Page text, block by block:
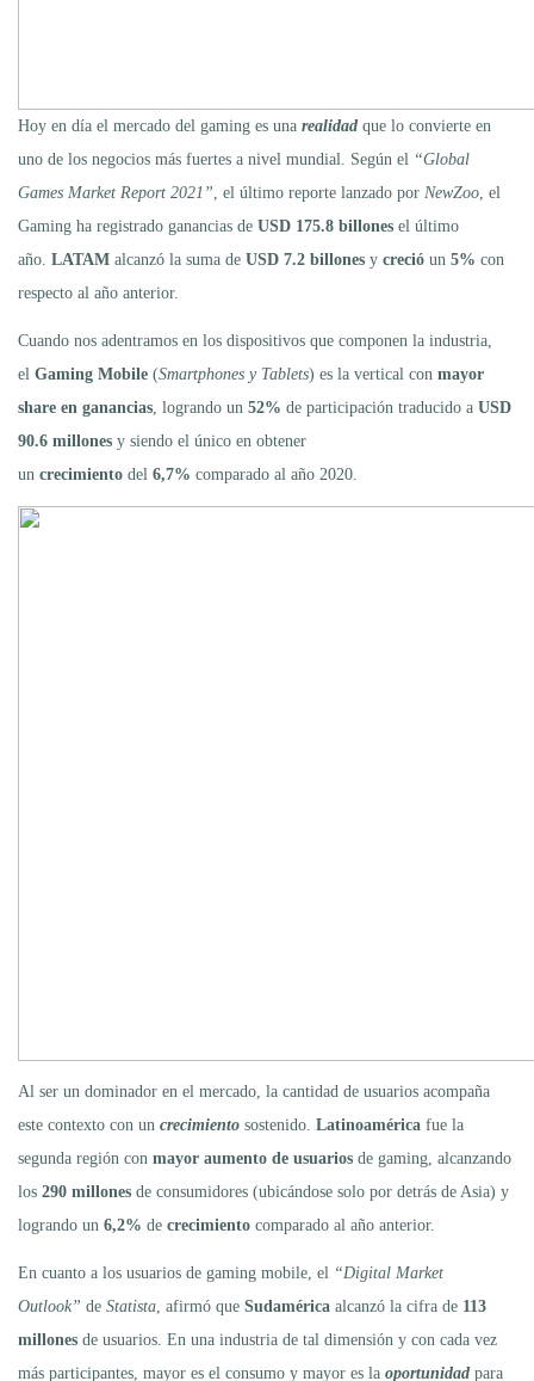
Hoy en día el mercado del gaming es una realidad que lo convierte en
uno de los negocios más fuertes a nivel mundial. Según el “Global
Games Market Report 2021” , el último reporte lanzado por NewZoo , el
Gaming ha registrado ganancias de USD 175.8 billones el último
año. LATAM alcanzó la suma de USD 7.2 billones y creció un 5% con
respecto al año anterior.
Cuando nos adentramos en los dispositivos que componen la industria,
el Gaming Mobile (Smartphones y Tablets) es la vertical con mayor
share en ganancias , logrando un 52% de participación traducido a USD
90.6 millones y siendo el único en obtener
un crecimiento del 6,7% comparado al año 2020.
Al ser un dominador en el mercado, la cantidad de usuarios acompaña
este contexto con un crecimiento sostenido. Latinoamérica fue la
segunda región con mayor aumento de usuarios de gaming, alcanzando
los 290 millones de consumidores (ubicándose solo por detrás de Asia) y
logrando un 6,2% de crecimiento comparado al año anterior.
En cuanto a los usuarios de gaming mobile, el “Digital Market
Outlook” de Statista , afirmó que Sudamérica alcanzó la cifra de 113
millones de usuarios. En una industria de tal dimensión y con cada vez
más participantes, mayor es el consumo y mayor es la oportunidad para